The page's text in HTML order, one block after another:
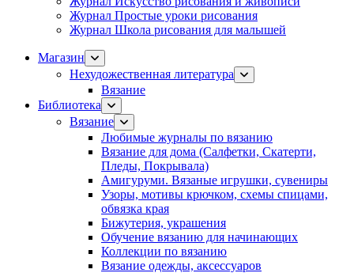
Журнал Простые уроки рисования
Журнал Школа рисования для малышей
Магазин
Нехудожественная литература
Вязание
Библиотека
Вязание
Любимые журналы по вязанию
Вязание для дома (Салфетки, Скатерти,
Пледы, Покрывала)
Амигуруми. Вязаные игрушки, сувениры
Узоры, мотивы крючком, схемы спицами,
обвязка края
Бижутерия, украшения
Обучение вязанию для начинающих
Коллекции по вязанию
Вязание одежды, аксессуаров